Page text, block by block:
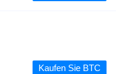
Kaufen Sie BTC